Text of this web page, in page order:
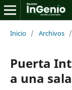
Inicio / Archivos /
Puerta
a una